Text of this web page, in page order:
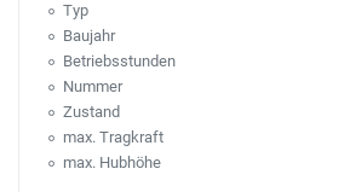
Typ
Baujahr
Betriebsstunden
Nummer
Zustand
max. Tragkraft
max. Hubhöhe